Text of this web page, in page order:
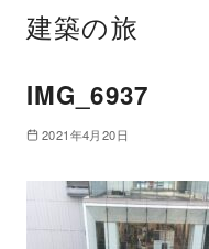
建築の旅
IMG_6937
2021年4月20日